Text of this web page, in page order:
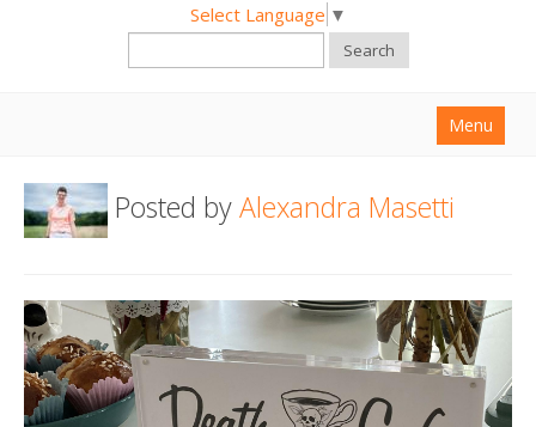
Select Language ▼
Search
Menu
About
Hold a Death Cafe
Death conversation
Support us
Posted byAlexandra Masetti